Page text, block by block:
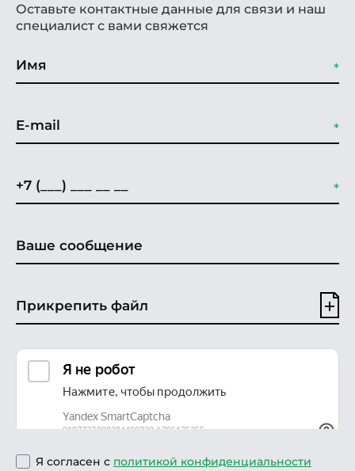
Оставьте контактные данные для связи и наш
специалист с вами свяжется
Прикрепить файл
Я согласен с политикой конфиденциальности